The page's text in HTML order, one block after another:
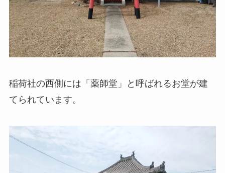
稲荷社の西側には「薬師堂」と呼ばれるお堂が建
てられています。